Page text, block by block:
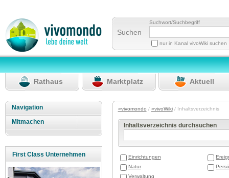
Suchen
Suchwort/Suchbegriff
nur in Kanal vivoWiki suchen
Rathaus Marktplatz Aktuell
Navigation
Mitmachen
First Class Unternehmen
»vivomondo / »vivoWiki/ Inhaltsverzeichnis
Inhaltsverzeichnis durchsuchen
Einrichtungen
Natur
Verwaltung